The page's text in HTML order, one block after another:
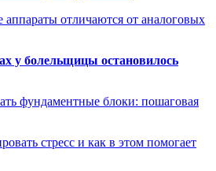
отличаются от аналоговых
у болельщицы остановилось
фундаментные блоки: пошаговая
стресс и как в этом помогает